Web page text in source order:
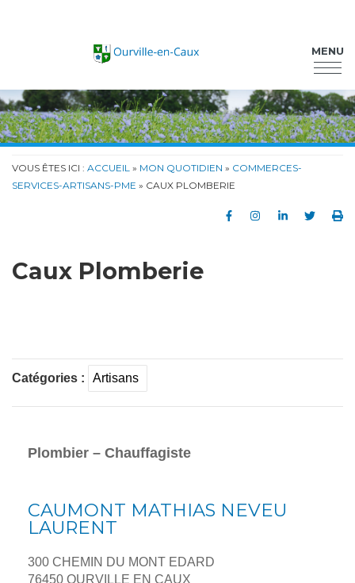
Ourville-en-CauxMENU
VOUS ÊTES ICI : ACCUEIL » MON QUOTIDIEN » COMMERCES-
SERVICES-ARTISANS-PME » CAUX PLOMBERIE
Partager sur
Partager sur
Partager
Caux Plomberie
Catégories : Artisans
Plombier – Chauffagiste
CAUMONT MATHIAS NEVEU
LAURENT
300 CHEMIN DU MONT EDARD
76450 OURVILLE EN CAUX